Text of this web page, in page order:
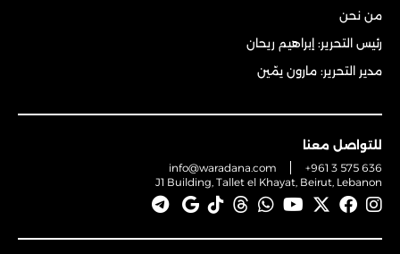
من نحن
رئيس التحرير: إبراهيم ريحان
مدير التحرير: مارون يمّين
للتواصل معنا
info@waradana.com
+961 3 575 636
J1 Building, Tallet el Khayat, Beirut, Lebanon